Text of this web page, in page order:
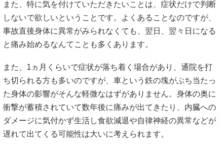
また、特に気を付けていただきたいことは、症状だけで判断
しないで欲しいということです。よくあることなのですが、
事故直後身体に異常がみられなくても、翌日、翌々日になる
と痛み始めるなんてことも多くあります。
また、1ヵ月くらいで症状が落ち着く場合があり、通院を打
ち切られる方も多いのですが、車という鉄の塊がぶち当たっ
た身体の影響がそんな軽微なはずがありません。身体の奥に
衝撃が蓄積されていて数年後に痛みが出てきたり、内臓への
ダメージに気付かず生活し食欲減退や自律神経の異常などが
遅れて出てくる可能性は大いに考えられます。